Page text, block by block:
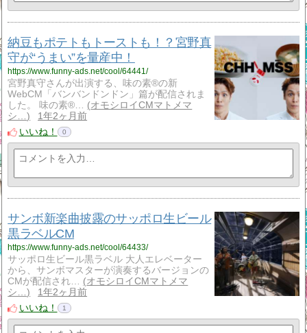
納豆もポテトもトーストも！？宮野真
守が“うまい”を量産中！
https://www.funny-ads.net/cool/64441/
宮野真守さんが出演する、味の素®の新
WebCM「バンバンドンドン」篇が配信されま
した。 味の素®…
オモシロイCMマトメマ
シ…
1年2ヶ月前
いいね！
0
サンボ新楽曲披露のサッポロ生ビール
黒ラベルCM
https://www.funny-ads.net/cool/64433/
サッポロ生ビール黒ラベル 大人エレベーター
から、サンボマスターが演奏するバージョンの
CMが配信され…
オモシロイCMマトメマ
シ…
1年2ヶ月前
いいね！
1